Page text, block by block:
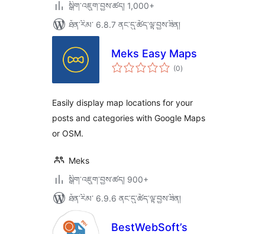
སྒྲིག་འཇུག་བྱས་ཚད། 1,000+
ཐོན་རིམ་ 6.8.7 ནང་དུ་ཚོད་ལྟ་བྱས་ཟིན།
Meks Easy Maps
(0གདེང་
འཇོག་
)
Easily display map locations for your
posts and categories with Google Maps
or OSM.
Meks
སྒྲིག་འཇུག་བྱས་ཚད། 900+
ཐོན་རིམ་ 6.9.6 ནང་དུ་ཚོད་ལྟ་བྱས་ཟིན།
BestWebSoft’s